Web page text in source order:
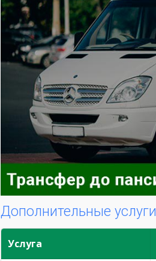
Дополнительные услуги
Услуга